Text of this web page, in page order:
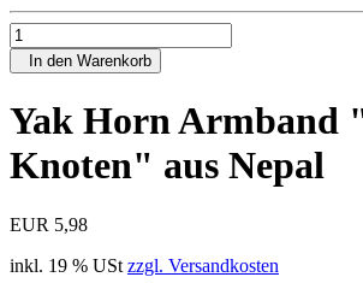
In den Warenkorb
Yak Horn Armband
Knoten" aus Nepal
EUR 5,98
inkl. 19 % USt zzgl. Versandkosten